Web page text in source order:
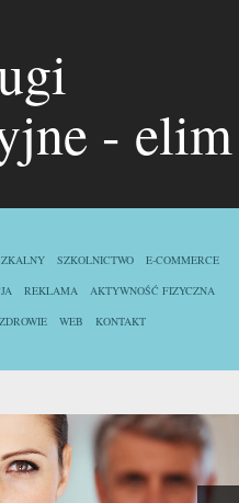
- elim
SZKOLNICTWO
E-COMMERCE
REKLAMA
AKTYWNOŚĆ FIZYCZNA
ZDROWIE WEB KONTAKT